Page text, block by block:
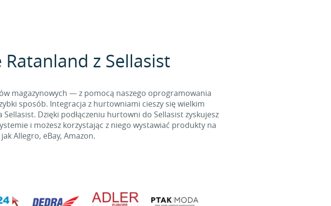
z Sellasist
magazynowych — z pomocą naszego oprogramowania
sposób. Integracja z hurtowniami cieszy się wielkim
Dzięki podłączeniu hurtowni do Sellasist zyskujesz
i możesz korzystając z niego wystawiać produkty na
Allegro, eBay, Amazon.